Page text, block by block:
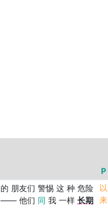
P
的 朋友们 警惕 这 种 危险
—— 他们 同 我 一样 长期
以
来